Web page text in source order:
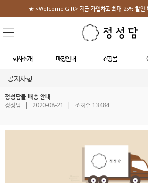
★ <Welcome Gift> 지금 가입하고 최대 25% 할인
회사소개 매장안내 쇼핑몰
공지사항
정성담몰 배송 안내
정성담
| 2020-08-21 | 조회수 13484